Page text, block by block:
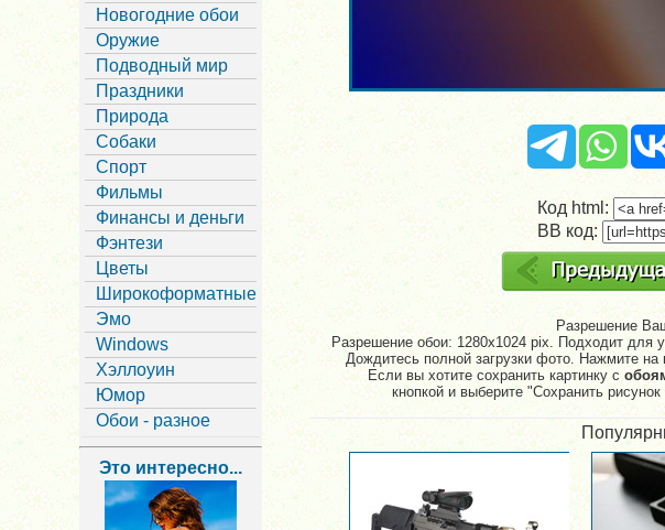
Новогодние обои
Оружие
Подводный мир
Праздники
Природа
Собаки
Спорт
Фильмы
Финансы и деньги
Фэнтези
Цветы
Широкоформатные
Эмо
Windows
Хэллоуин
Юмор
Обои - разное
Это интересно...
Код html:
BB код:
Разрешение
Разрешение обои: 1280x1024 pix. Подходит для
Дождитесь полной загрузки фото. Нажмите
Если вы хотите сохранить картинку с
кнопкой и выберите "Сохранить